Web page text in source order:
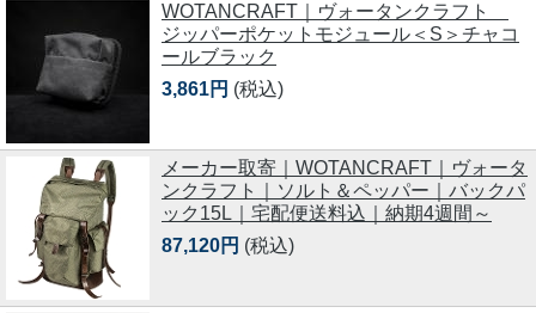
WOTANCRAFT｜ヴォータンクラフト
ジッパーポケットモジュール＜S＞チャコ
ールブラック
3,861円 (税込)
メーカー取寄｜WOTANCRAFT｜ヴォータ
ンクラフト｜ソルト＆ペッパー｜バックパ
ック15L｜宅配便送料込｜納期4週間～
87,120円 (税込)